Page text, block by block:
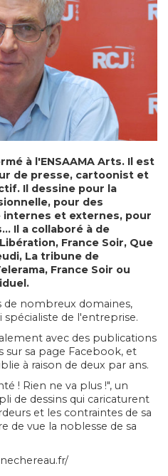
à l'ENSAAMA Arts. Il est
de presse, cartoonist et
Il dessine pour la
pour des
internes et externes, pour
Il a collaboré à de
France Soir, Que
La tribune de
France Soir ou
de nombreux domaines,
spécialiste de l'entreprise.
avec des publications
sur sa page Facebook, et
à raison de deux par ans.
! Rien ne va plus !", un
de dessins qui caricaturent
et les contraintes de sa
de vue la noblesse de sa